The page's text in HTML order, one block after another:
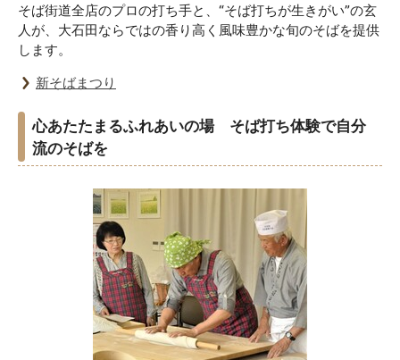
そば街道全店のプロの打ち手と、“そば打ちが生きがい”の玄
人が、大石田ならではの香り高く風味豊かな旬のそばを提供
します。
新そばまつり
心あたたまるふれあいの場 そば打ち体験で自分
流のそばを